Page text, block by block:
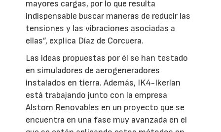
mayores cargas, por lo que resulta
indispensable buscar maneras de reducir las
tensiones y las vibraciones asociadas a
ellas”, explica Díaz de Corcuera.
Las ideas propuestas por él se han testado
en simuladores de aerogeneradores
instalados en tierra. Además, IK4-Ikerlan
está trabajando junto con la empresa
Alstom Renovables en un proyecto que se
encuentra en una fase muy avanzada en el